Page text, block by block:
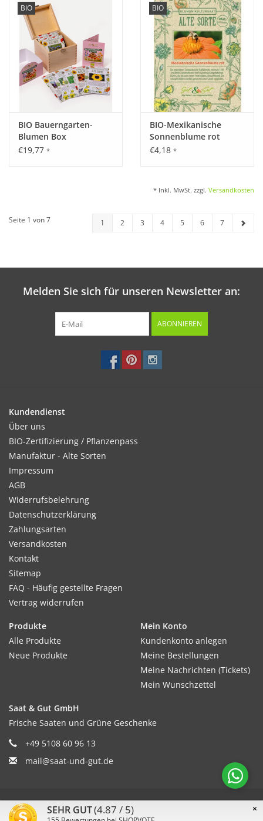
BIO
BIO Bauerngarten-
Blumen Box
€19,77 *
BIO
BIO-Mexikanische
Sonnenblume rot
€4,18 *
* Inkl. MwSt. zzgl. Versandkosten
Seite 1 von 7 1 2 3 4 5 6 7
Melden Sie sich für unseren Newsletter an:
ABONNIEREN
Kundendienst
Über uns
BIO-Zertifizierung / Pflanzenpass
Manufaktur - Alte Sorten
Impressum
AGB
Widerrufsbelehrung
Datenschutzerklärung
Zahlungsarten
Versandkosten
Kontakt
Sitemap
FAQ - Häufig gestellte Fragen
Vertrag widerrufen
Produkte
Alle Produkte
Neue Produkte
Mein Konto
Kundenkonto anlegen
Meine Bestellungen
Meine Nachrichten (Tickets)
Mein Wunschzettel
Saat & Gut GmbH
Frische Saaten und Grüne Geschenke
+49 5108 60 96 13
mail@saat-und-gut.de
© Copyright 2026 Saat & Gut - Powered by ×
SEHR GUT(4.87 / 5)